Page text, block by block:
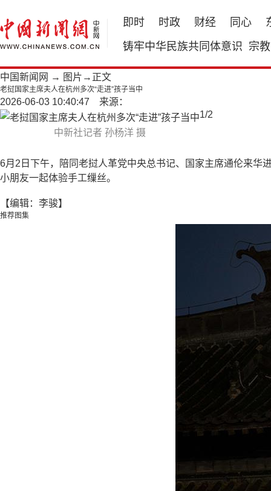
即时 时政 财经 同心
铸牢中华民族共同体意识 宗教
中国新闻网 → 图片 →正文
老挝国家主席夫人在杭州多次“走进”孩子当中
2026-06-03 10:40:47 来源：
中新社记者 孙杨洋 摄
1/2
6月2日下午，陪同老挝人革党中央总书记、国家主席通伦来华
小朋友一起体验手工缫丝。
【编辑：李骏】
推荐图集